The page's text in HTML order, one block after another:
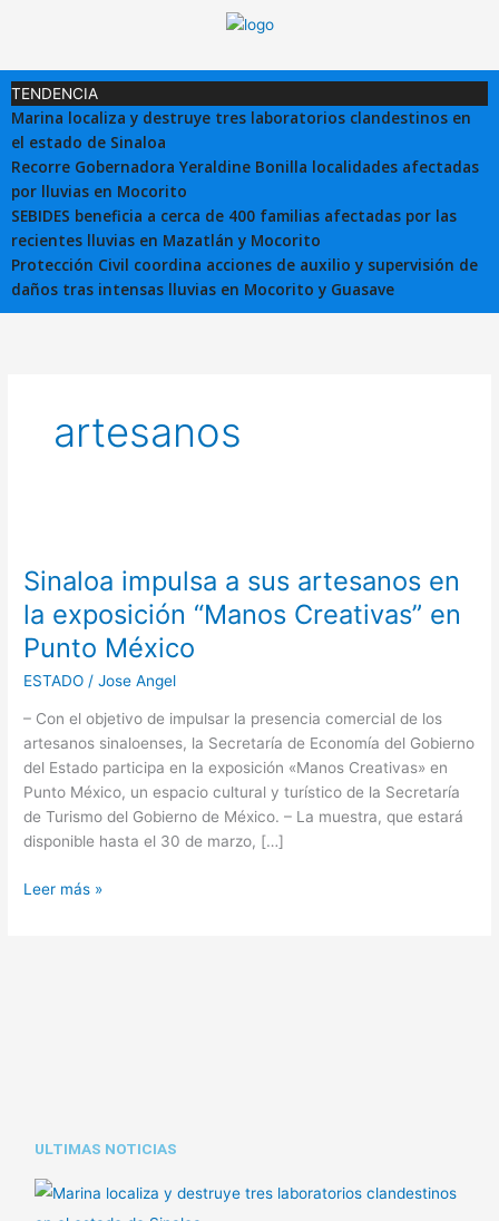
TENDENCIA
Marina localiza y destruye tres laboratorios clandestinos en
el estado de Sinaloa
Recorre Gobernadora Yeraldine Bonilla localidades afectadas
por lluvias en Mocorito
SEBIDES beneficia a cerca de 400 familias afectadas por las
recientes lluvias en Mazatlán y Mocorito
Protección Civil coordina acciones de auxilio y supervisión de
daños tras intensas lluvias en Mocorito y Guasave
artesanos
Sinaloa impulsa a sus artesanos en
la exposición “Manos Creativas” en
Punto México
ESTADO /Jose Angel
– Con el objetivo de impulsar la presencia comercial de los
artesanos sinaloenses, la Secretaría de Economía del Gobierno
del Estado participa en la exposición «Manos Creativas» en
Punto México, un espacio cultural y turístico de la Secretaría
de Turismo del Gobierno de México. – La muestra, que estará
disponible hasta el 30 de marzo, […]
a
sus
artesanos
en
la
“Manos
Creativas”
en
Punto
México
Leer más »
ULTIMAS NOTICIAS